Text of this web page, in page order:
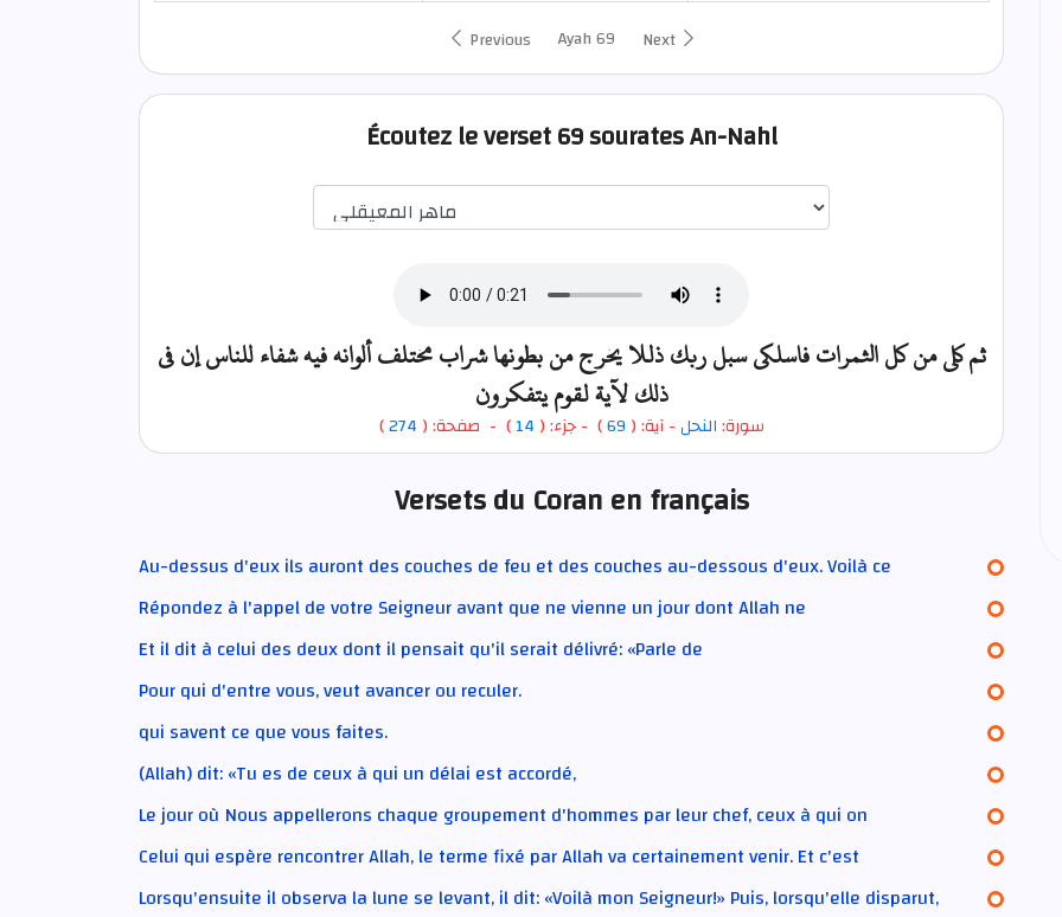
Previous
Ayah 69 Next
Écoutez le verset 69 sourates An-Nahl
ثم كلي من كل الثمرات فاسلكي سبل ربك ذللا يخرج من بطونها شراب مختلف ألوانه فيه شفاء للناس إن في
ذلك لآية لقوم يتفكرون
سورة:النحل- آية: (69
) - جزء: ( 14) - صفحة: ( 274
)
Versets du Coran en français
Au-dessus d'eux ils auront des couches de feu et des couches au-dessous d'eux. Voilà ce
Répondez à l'appel de votre Seigneur avant que ne vienne un jour dont Allah ne
Et il dit à celui des deux dont il pensait qu'il serait délivré: «Parle de
Pour qui d'entre vous, veut avancer ou reculer.
qui savent ce que vous faites.
(Allah) dit: «Tu es de ceux à qui un délai est accordé,
Le jour où Nous appellerons chaque groupement d'hommes par leur chef, ceux à qui on
Celui qui espère rencontrer Allah, le terme fixé par Allah va certainement venir. Et c'est
Lorsqu'ensuite il observa la lune se levant, il dit: «Voilà mon Seigneur!» Puis, lorsqu'elle disparut,